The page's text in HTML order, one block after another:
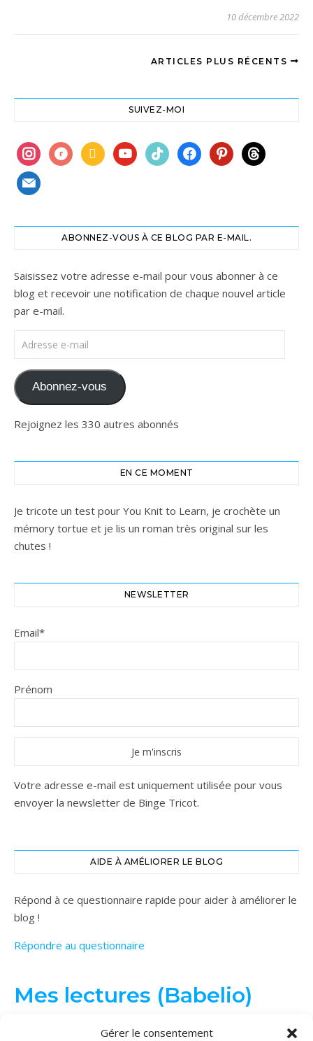
Gérer le consentement
10 décembre 2022
ARTICLES PLUS RÉCENTS
SUIVEZ-MOI
instagram
ravelrybook youtubetiktokfacebookpinterest
threads
mail
ABONNEZ-VOUS À CE BLOG PAR E-MAIL.
Saisissez votre adresse e-mail pour vous abonner à ce
blog et recevoir une notification de chaque nouvel article
par e-mail.
Adresse e-mail
Abonnez-vous
Rejoignez les 330 autres abonnés
EN CE MOMENT
Je tricote un test pour You Knit to Learn, je crochète un
mémory tortue et je lis un roman très original sur les
chutes !
NEWSLETTER
Email*
Prénom
Votre adresse e-mail est uniquement utilisée pour vous
envoyer la newsletter de Binge Tricot.
AIDE À AMÉLIORER LE BLOG
Répond à ce questionnaire rapide pour aider à améliorer le
blog !
Répondre au questionnaire
Mes lectures (Babelio)